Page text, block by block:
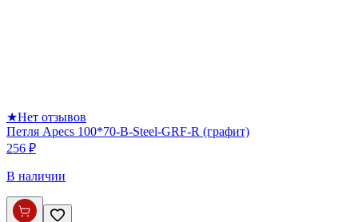
★Нет отзывов
Петля Apecs 100*70-B-Steel-GRF-R (графит)
256 ₽
В наличии